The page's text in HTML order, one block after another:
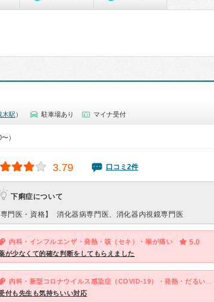
木駅 ） 駐車場あり マイナ受付
）
3.79 口コミ2件
下痢症について
専門医・資格】 消化器病専門医、消化器内視鏡専門医
内科・インフルエンザ・発熱・咳（セキ）・喉が痛い 5.0
が少なくて的確な判断をしてもらえました
付も先生も気持ちいい対応